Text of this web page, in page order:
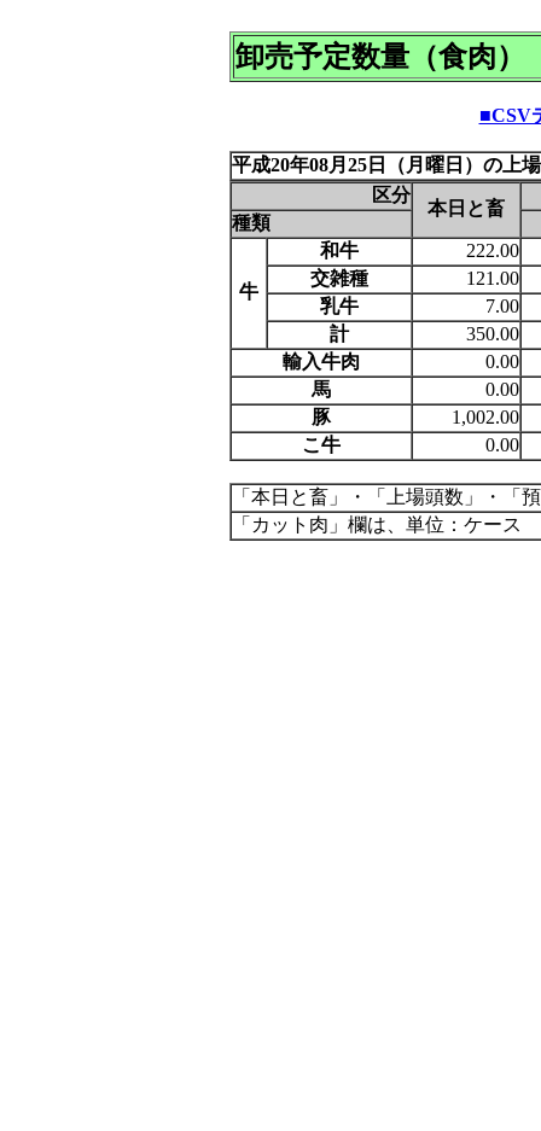
卸売予定数量（食肉）
■CSV
平成20年08月25日（月曜日）の上
区分
本日と畜
種類
牛
和牛
222.00
交雑種
121.00
乳牛
7.00
計
350.00
輸入牛肉
0.00
馬
0.00
豚
1,002.00
こ牛
0.00
「本日と畜」・「上場頭数」・「
「カット肉」欄は、単位：ケース